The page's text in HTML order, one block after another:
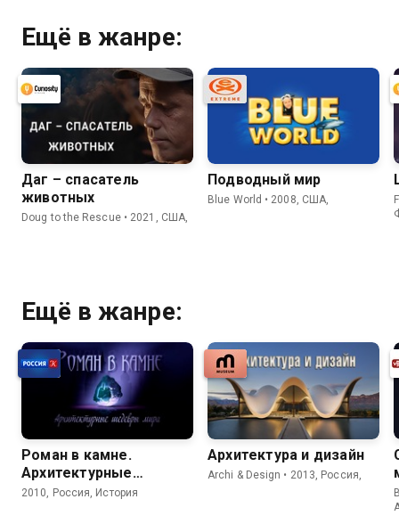
Ещё в жанре:
Даг – спасатель
животных
Doug to the Rescue • 2021, США,
Подводный мир
Blue World • 2008, США,
Ещё в жанре:
Роман в камне.
Архитектурные
шедевры мира
2010, Россия, История
Архитектура и дизайн
Archi & Design • 2013, Россия,